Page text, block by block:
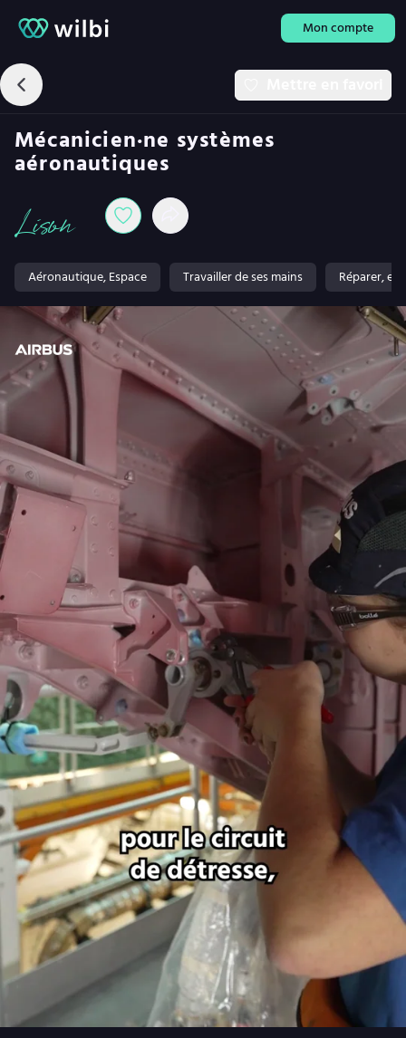
Mon compte
Mécanicien·ne systèmes
aéronautiques
Lison
Aéronautique, Espace Travailler de ses mains Réparer,